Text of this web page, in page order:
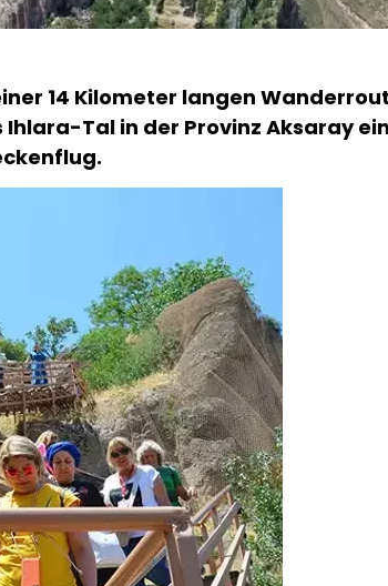
14 Kilometer langen
Ihlara-Tal in der Provinz Aksaray